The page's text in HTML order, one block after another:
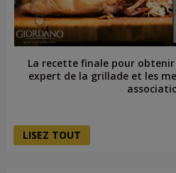
La recette finale pour obtenir
expert de la grillade et les
LISEZ TOUT